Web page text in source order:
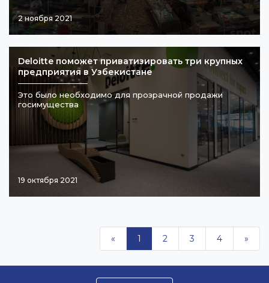
2 ноября 2021
Deloitte поможет приватизировать три крупных
предприятия в Узбекистане
Это было необходимо для прозрачной продажи
госимущества
19 октября 2021
« 1 2 3 4 »